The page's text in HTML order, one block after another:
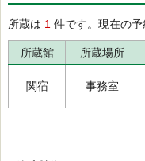
所蔵は 1 件です。現在の予
所蔵館 所蔵場所
関宿 事務室